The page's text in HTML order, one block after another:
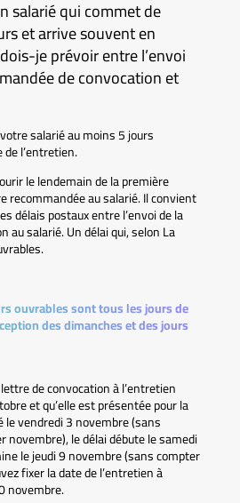
salarié qui commet de
et arrive souvent en
je prévoir entre l’envoi
de convocation et
salarié au moins 5 jours
l’entretien.
le lendemain de la première
recommandée au salarié. Il convient
délais postaux entre l’envoi de la
au salarié. Un délai qui, selon La
ouvrables sont tous les jours de
des dimanches et des jours
de convocation à l’entretien
et qu’elle est présentée pour la
vendredi 3 novembre (sans
novembre), le délai débute le samedi
le jeudi 9 novembre (sans compter
fixer la date de l’entretien à
novembre.